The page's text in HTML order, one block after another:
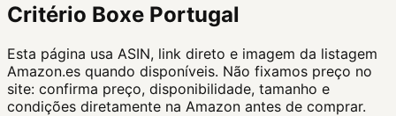
Critério Boxe Portugal
Esta página usa ASIN, link direto e imagem da listagem
Amazon.es quando disponíveis. Não fixamos preço no
site: confirma preço, disponibilidade, tamanho e
condições diretamente na Amazon antes de comprar.